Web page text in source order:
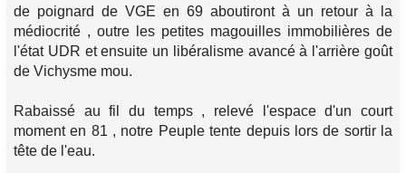
de poignard de VGE en 69 aboutiront à un retour à la
médiocrité , outre les petites magouilles immobilières de
l'état UDR et ensuite un libéralisme avancé à l'arrière goût
de Vichysme mou.
Rabaissé au fil du temps , relevé l'espace d'un court
moment en 81 , notre Peuple tente depuis lors de sortir la
tête de l'eau.